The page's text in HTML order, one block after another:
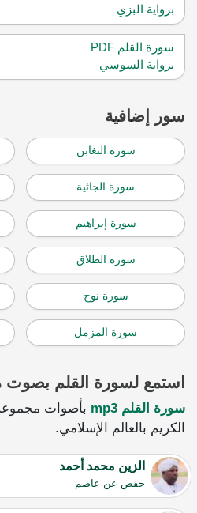
برواية البزي
سورة القلم PDF
برواية السوسي
سور إضافية
سورة التغابن
سورة الجاثية
سورة إبراهيم
سورة الطلاق
سورة نوح
سورة المزمل
استمع لسورة القلم
سورة القلم mp3
بأصوات
الكريم بالعالم الإسلامي.
الزين محمد أحمد
حفص عن عاصم